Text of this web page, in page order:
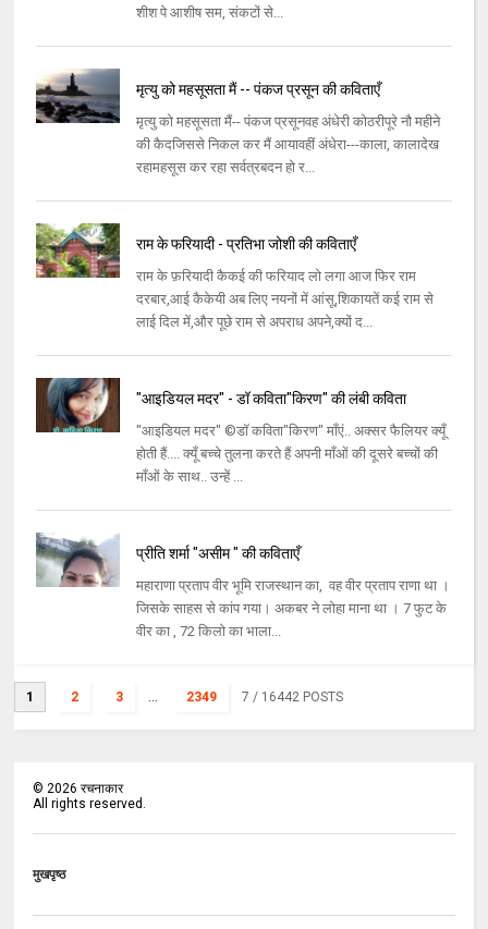
शीश पे आशीष सम, संकटों से...
मृत्यु को महसूसता मैं -- पंकज प्रसून की कविताएँ
मृत्यु को महसूसता मैं-- पंकज प्रसूनवह अंधेरी कोठरीपूरे नौ महीने
की कैदजिससे निकल कर मैं आयावहीं अंधेरा---काला, कालादेख
रहामहसूस कर रहा सर्वत्रबदन हो र...
राम के फरियादी - प्रतिभा जोशी की कविताएँ
राम के फ़रियादी कैकई की फरियाद लो लगा आज फिर राम
दरबार,आई कैकेयी अब लिए नयनों में आंसू,शिकायतें कई राम से
लाई दिल में,और पूछे राम से अपराध अपने,क्यों द...
"आइडियल मदर" - डॉ कविता"किरण" की लंबी कविता
"आइडियल मदर" ©डॉ कविता"किरण" माँएं.. अक्सर फैलियर क्यूँ
होती हैं.... क्यूँ बच्चे तुलना करते हैं अपनी माँओं की दूसरे बच्चों की
माँओं के साथ.. उन्हें ...
प्रीति शर्मा "असीम " की कविताएँ
महाराणा प्रताप वीर भूमि राजस्थान का, वह वीर प्रताप राणा था ।
जिसके साहस से कांप गया। अकबर ने लोहा माना था । 7 फुट के
वीर का , 72 किलो का भाला...
1 2 3 ... 2349 7 / 16442 POSTS
©2026 रचनाकार
All rights reserved.
मुखपृष्ठ